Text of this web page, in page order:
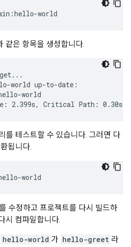
world
같은 항목을 생성합니다.
world up-to-date:
world
를 테스트할 수 있습니다. 그러면 다
됩니다.
world
수정하고 프로젝트를 다시 빌드하
시 컴파일합니다.
hello-world 가 hello-greet 라